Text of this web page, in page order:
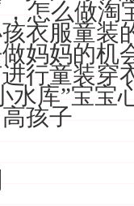
怎么做淘
衣服童装
妈妈的机
行童装穿
水库”宝宝
孩子